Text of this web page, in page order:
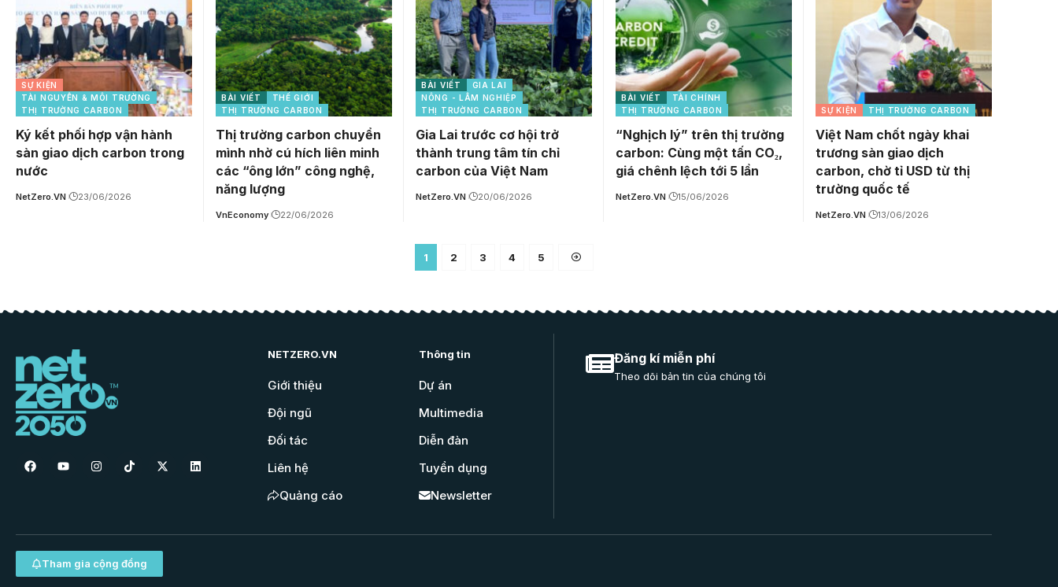
SỰ KIỆN
TÀI NGUYÊN & MÔI TRƯỜNG
THỊ TRƯỜNG CARBON
Ký kết phối hợp vận hành
sàn giao dịch carbon trong
nước
NetZero.VN 23/06/2026
BÀI VIẾT
THẾ GIỚI
THỊ TRƯỜNG CARBON
Thị trường carbon chuyển
mình nhờ cú hích liên minh
các “ông lớn” công nghệ,
năng lượng
VnEconomy 22/06/2026
BÀI VIẾT
GIA LAI
NÔNG - LÂM NGHIỆP
THỊ TRƯỜNG CARBON
Gia Lai trước cơ hội trở
thành trung tâm tín chỉ
carbon của Việt Nam
NetZero.VN 20/06/2026
BÀI VIẾT
TÀI CHÍNH
THỊ TRƯỜNG CARBON
“Nghịch lý” trên thị trường
carbon: Cùng một tấn CO₂,
giá chênh lệch tới 5 lần
NetZero.VN 15/06/2026
SỰ KIỆN THỊ TRƯỜNG CARBON
Việt Nam chốt ngày khai
trương sàn giao dịch
carbon, chờ tỉ USD từ thị
trường quốc tế
NetZero.VN 13/06/2026
1 2 3 4 5
NETZERO.VN
Giới thiệu
Đội ngũ
Đối tác
Liên hệ
Quảng cáo
Thông tin
Dự án
Multimedia
Diễn đàn
Tuyển dụng
Newsletter
Đăng kí miễn phí
Theo dõi bản tin của chúng tôi
Tham gia cộng đồng